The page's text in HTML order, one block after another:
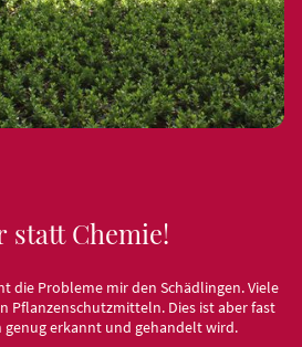
statt Chemie!
die Probleme mir den Schädlingen. Viele
Pflanzenschutzmitteln. Dies ist aber fast
genug erkannt und gehandelt wird.